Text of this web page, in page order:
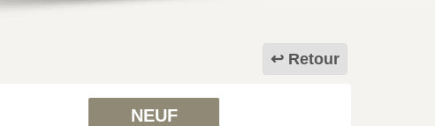
Retour
NEUF